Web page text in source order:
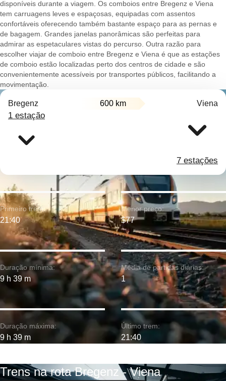
disponíveis durante a viagem. Os comboios entre Bregenz e Viena
tem carruagens leves e espaçosas, equipadas com assentos
confortáveis oferecendo também bastante espaço para as pernas e
de bagagem. Grandes janelas panorâmicas são perfeitas para
admirar as espetaculares vistas do percurso. Outra razão para
escolher viajar de comboio entre Bregenz e Viena é que as estações
de comboio estão localizadas perto dos centros de cidade e são
convenientemente acessíveis por transportes públicos, facilitando a
movimentação.
Bregenz 600 km Viena
1 estação
7 estações
Duração mínima:
9 h 39 m
Primeiro trem:
21:40
Duração máxima:
9 h 39 m
Menor preço:
$77
Média de partidas diárias:
1
Último trem:
21:40
Trens na rota Bregenz - Viena